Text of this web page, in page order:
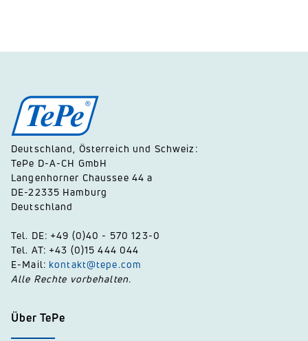
Deutschland, Österreich und Schweiz:
TePe D-A-CH GmbH
Langenhorner Chaussee 44 a
DE-22335 Hamburg
Deutschland
Tel. DE: +49 (0)40 - 570 123-0
Tel. AT: +43 (0)15 444 044
E-Mail: kontakt@tepe.com
Alle Rechte vorbehalten.
Über TePe